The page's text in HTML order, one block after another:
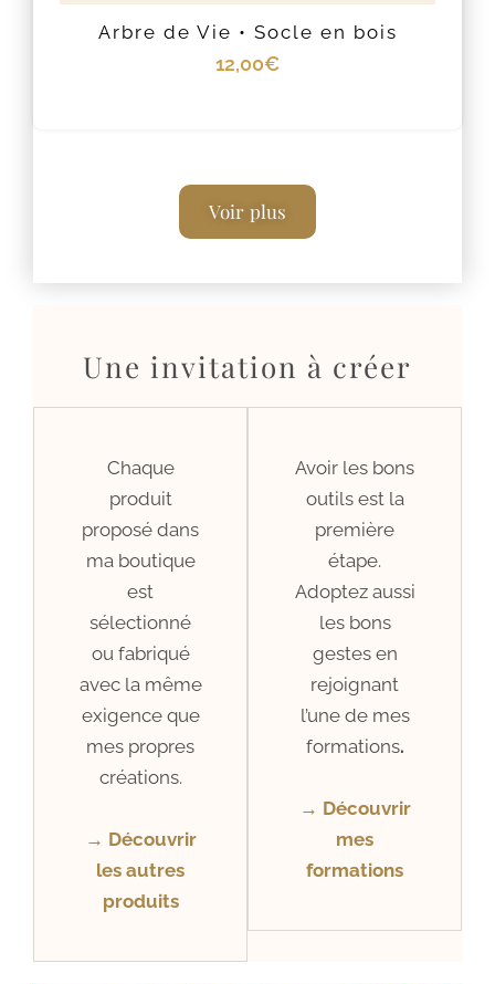
Arbre de Vie • Socle en bois
12,00€
Voir plus
Une invitation à créer
Chaque
produit
proposé dans
ma boutique
est
sélectionné
ou fabriqué
avec la même
exigence que
mes propres
créations.
→ Découvrir
les autres
produits
Avoir les bons
outils est la
première
étape.
Adoptez aussi
les bons
gestes en
rejoignant
l’une de mes
formations.
→ Découvrir
mes
formations